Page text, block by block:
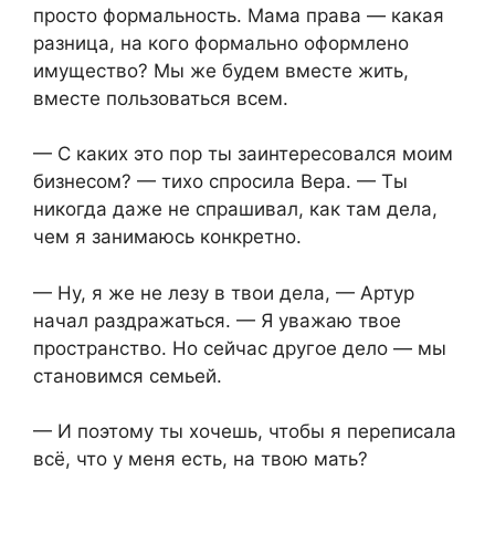
просто формальность. Мама права — какая
разница, на кого формально оформлено
имущество? Мы же будем вместе жить,
вместе пользоваться всем.
— С каких это пор ты заинтересовался моим
бизнесом? — тихо спросила Вера. — Ты
никогда даже не спрашивал, как там дела,
чем я занимаюсь конкретно.
— Ну, я же не лезу в твои дела, — Артур
начал раздражаться. — Я уважаю твое
пространство. Но сейчас другое дело — мы
становимся семьей.
— И поэтому ты хочешь, чтобы я переписала
всё, что у меня есть, на твою мать?